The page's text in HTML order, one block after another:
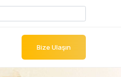
Bize Ulaşın